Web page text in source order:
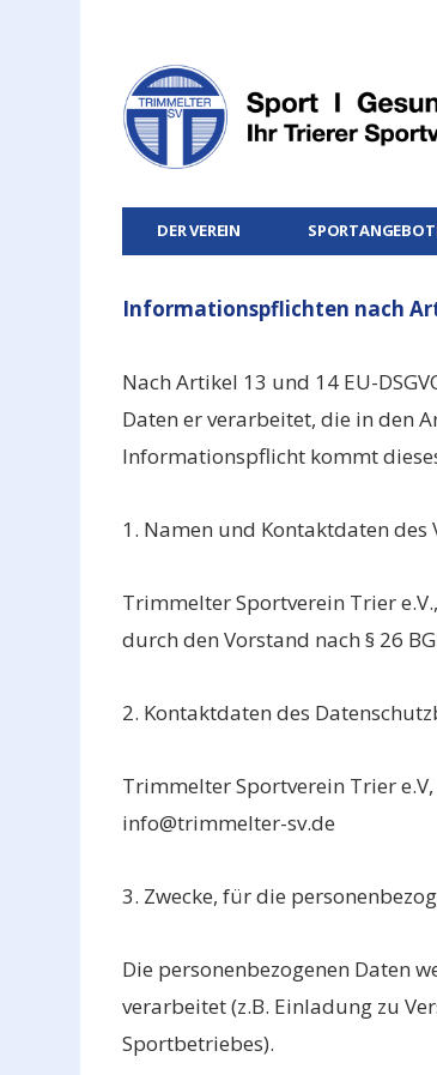
DER VEREIN
Informationspflichten nach
Nach Artikel 13 und 14 EU-
Daten er verarbeitet, die in den
Informationspflicht kommt
1. Namen und Kontaktdaten
Trimmelter Sportverein Trier
durch den Vorstand nach § 26
2. Kontaktdaten des
Trimmelter Sportverein Trier
info@trimmelter-sv.de
3. Zwecke, für die
Die personenbezogenen Daten
verarbeitet (z.B. Einladung zu
Sportbetriebes).